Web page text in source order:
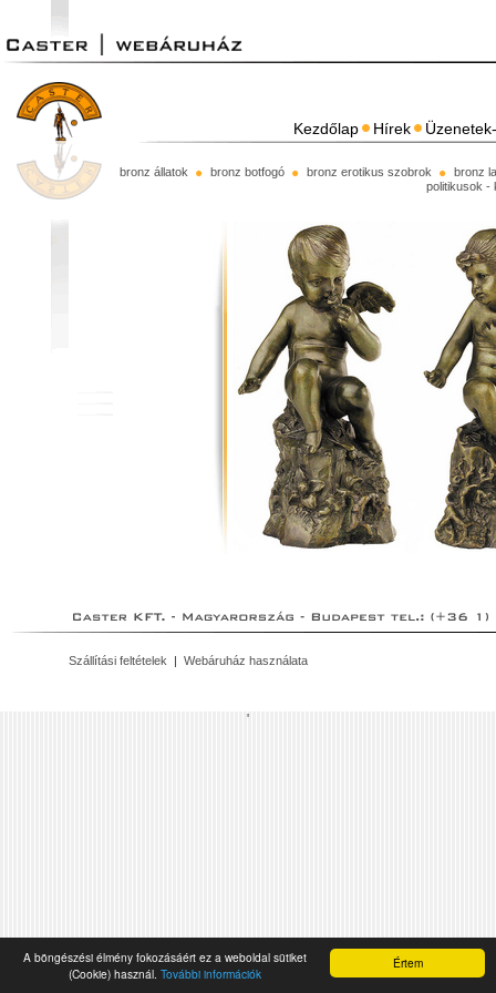
Értem
A böngészési élmény fokozásáért ez a weboldal sütiket
(Cookie) használ. További információk
Kezdőlap Hírek
bronz állatok bronz botfogó bronz erotikus szobrok
bronz
politikusok -
Szállítási feltételek | Webáruház használata
'